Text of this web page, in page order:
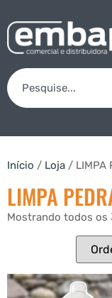
Início / Loja / LIMPA
LIMPA
Mostrando todos os